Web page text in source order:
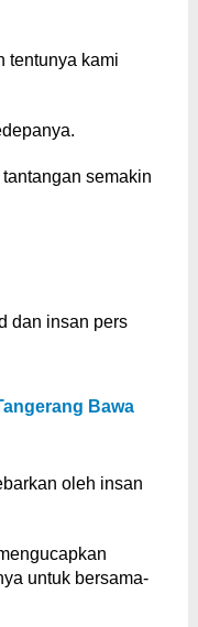
tentunya kami
semakin
dan insan pers
Bawa
oleh insan
untuk bersama-